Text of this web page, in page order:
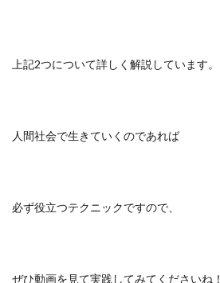
上記2つについて詳しく解説しています。
人間社会で生きていくのであれば
必ず役立つテクニックですので、
ぜひ動画を見て実践してみてくださいね！